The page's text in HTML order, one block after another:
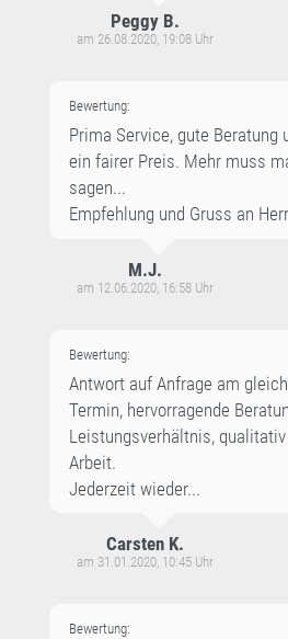
Peggy B.
am 26.08.2020, 19:08 Uhr
Bewertung:
Prima Service, gute Beratung
ein fairer Preis. Mehr muss
sagen...
Empfehlung und Gruss an
M.J.
am 12.06.2020, 16:58 Uhr
Bewertung:
Antwort auf Anfrage am
Termin, hervorragende
Leistungsverhältnis,
Arbeit.
Jederzeit wieder...
Carsten K.
am 31.01.2020, 10:45 Uhr
Bewertung: